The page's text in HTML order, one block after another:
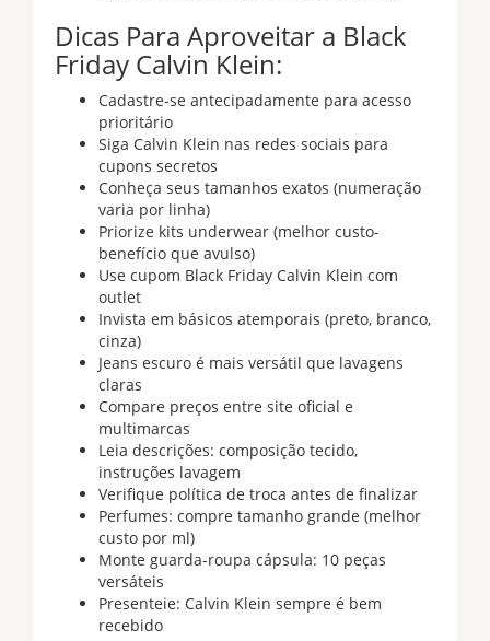
Dicas Para Aproveitar a Black
Friday Calvin Klein:
Cadastre-se antecipadamente para acesso
prioritário
Siga Calvin Klein nas redes sociais para
cupons secretos
Conheça seus tamanhos exatos (numeração
varia por linha)
Priorize kits underwear (melhor custo-
benefício que avulso)
Use cupom Black Friday Calvin Klein com
outlet
Invista em básicos atemporais (preto, branco,
cinza)
Jeans escuro é mais versátil que lavagens
claras
Compare preços entre site oficial e
multimarcas
Leia descrições: composição tecido,
instruções lavagem
Verifique política de troca antes de finalizar
Perfumes: compre tamanho grande (melhor
custo por ml)
Monte guarda-roupa cápsula: 10 peças
versáteis
Presenteie: Calvin Klein sempre é bem
recebido